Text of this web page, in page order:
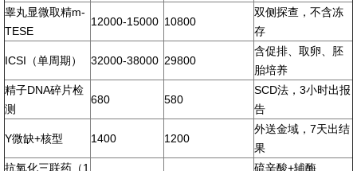
睾丸显微取精m-
TESE
12000-15000 10800
双侧探查，不含冻
存
ICSI（单周期） 32000-38000 29800
含促排、取卵、胚
胎培养
精子DNA碎片检
测
680 580
SCD法，3小时出报
告
Y微缺+核型 1400 1200
外送金域，7天出结
果
抗氧化三联药（1
硫辛酸+辅酶